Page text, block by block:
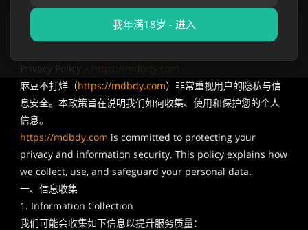
Privacy Policy – https://mdbdy.com
麻豆不打烊（https://mdbdy.com）非常重视用户的隐私与信
息安全。本政策旨在说明我们如何收集、使用和保护您的个人
信息。
https://mdbdy.com is committed to protecting your
privacy and information security. This policy explains how
we collect, use, and safeguard your personal data.
一、信息收集
1. Information Collection
我们可能会收集如下信息以提升服务质量：
我年满18岁 - 进入